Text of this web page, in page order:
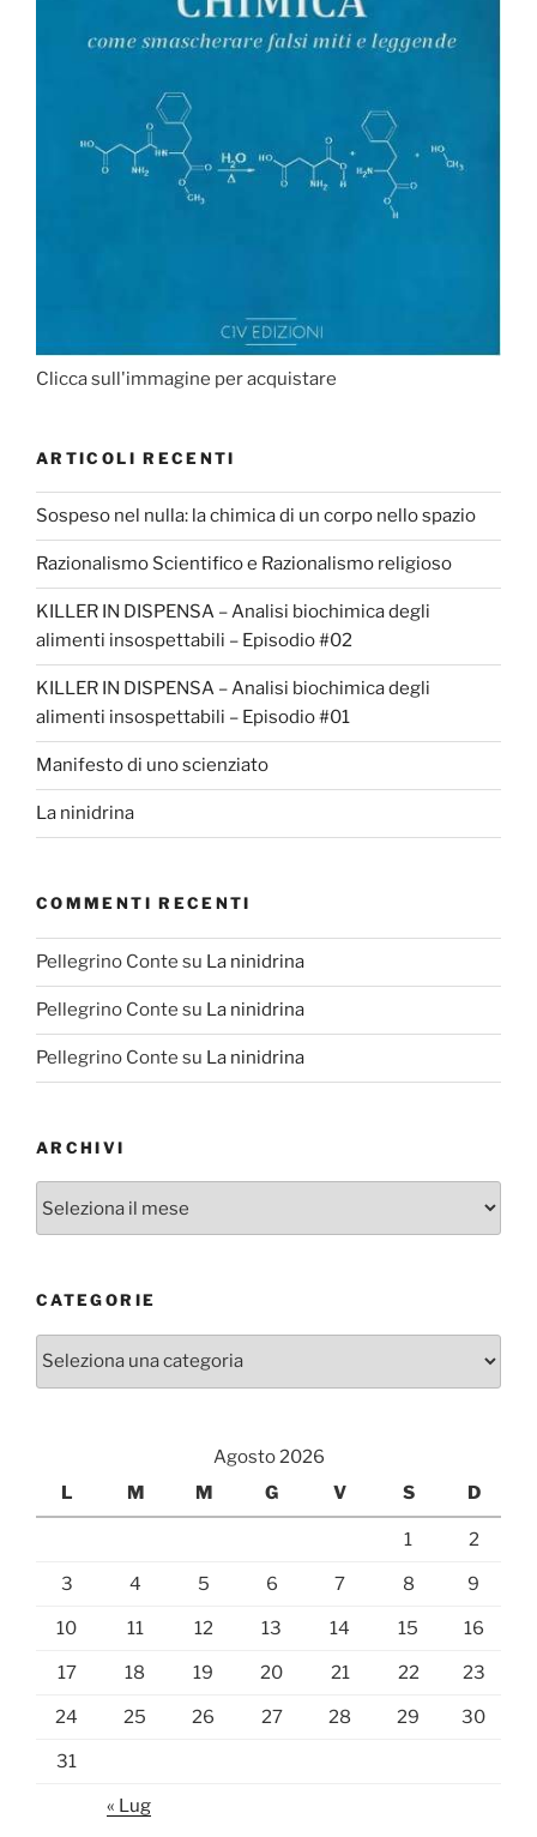
Clicca sull'immagine per acquistare
ARTICOLI RECENTI
Sospeso nel nulla: la chimica di un corpo nello spazio
Razionalismo Scientifico e Razionalismo religioso
KILLER IN DISPENSA – Analisi biochimica degli
alimenti insospettabili – Episodio #02
KILLER IN DISPENSA – Analisi biochimica degli
alimenti insospettabili – Episodio #01
Manifesto di uno scienziato
La ninidrina
COMMENTI RECENTI
Pellegrino Conte su La ninidrina
Pellegrino Conte su La ninidrina
Pellegrino Conte su La ninidrina
ARCHIVI
CATEGORIE
Agosto 2026
L
M M G V S D
1 2
3 4 5 6 7 8 9
10 11 12 13 14 15 16
17 18 19 20 21 22 23
24 25 26 27 28 29 30
31
« Lug